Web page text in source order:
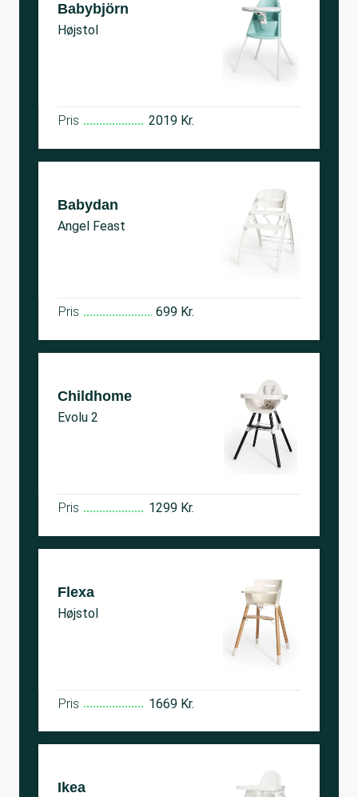
Babybjörn
Højstol
Pris 2019 Kr.
Babydan
Angel Feast
Pris 699 Kr.
Childhome
Evolu 2
Pris 1299 Kr.
Flexa
Højstol
Pris 1669 Kr.
Ikea